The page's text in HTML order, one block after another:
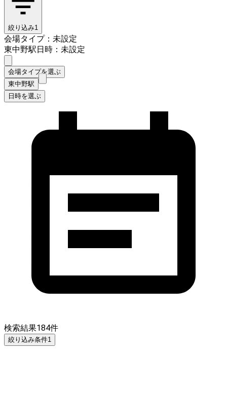
絞り込み1
会場タイプ：未設定
東中野駅日時：未設定
会場タイプを選ぶ
東中野駅
日時を選ぶ
検索結果184件
絞り込み条件1